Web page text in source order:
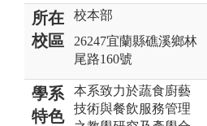
所在
校區
校本部
26247宜蘭縣礁溪鄉林
尾路160號
學系
特色
本系致力於蔬食廚藝
技術與餐飲服務管理